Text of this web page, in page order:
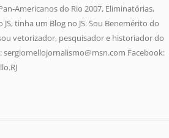
Americanos do Rio 2007, Eliminatórias,
tinha um Blog no JS. Sou Benemérito do
vetorizador, pesquisador e historiador do
Facebook: